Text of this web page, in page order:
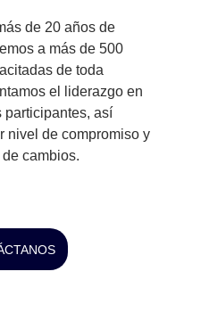
de 20 años de
a más de 500
de toda
el liderazgo en
participantes, así
nivel de compromiso y
cambios.